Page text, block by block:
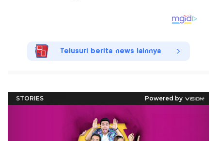
Telusuri berita news lainnya